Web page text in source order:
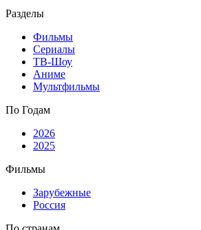
Разделы
Фильмы
Сериалы
ТВ-Шоу
Аниме
Мультфильмы
По Годам
2026
2025
Фильмы
Зарубежные
Россия